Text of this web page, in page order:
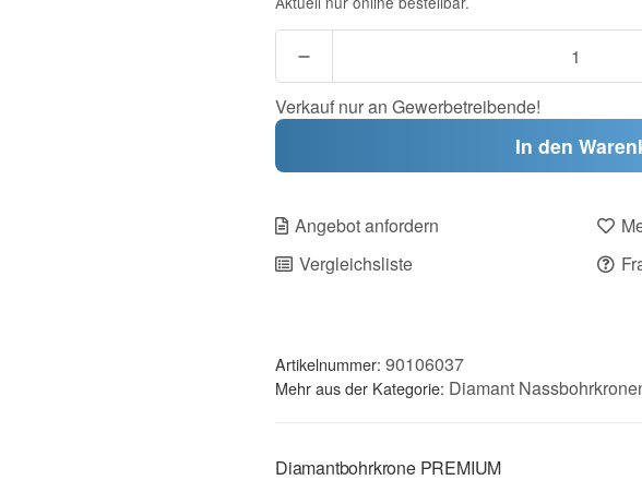
Verkauf nur an Gewerbetreibende!
In den
Angebot anfordern
Vergleichsliste
Artikelnummer: 90106037
Mehr aus der Kategorie: Diamant
Diamantbohrkrone PREMIUM